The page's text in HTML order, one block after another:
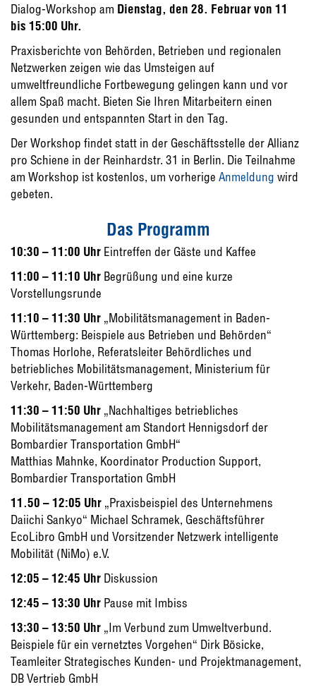
Dialog-Workshop am Dienstag, den 28. Februar von 11
bis 15:00 Uhr.
Praxisberichte von Behörden, Betrieben und regionalen
Netzwerken zeigen wie das Umsteigen auf
umweltfreundliche Fortbewegung gelingen kann und vor
allem Spaß macht. Bieten Sie Ihren Mitarbeitern einen
gesunden und entspannten Start in den Tag.
Der Workshop findet statt in der Geschäftsstelle der Allianz
pro Schiene in der Reinhardstr. 31 in Berlin. Die Teilnahme
am Workshop ist kostenlos, um vorherige Anmeldung wird
gebeten.
Das Programm
10:30 – 11:00 Uhr Eintreffen der Gäste und Kaffee
11:00 – 11:10 Uhr Begrüßung und eine kurze
Vorstellungsrunde
11:10 – 11:30 Uhr „Mobilitätsmanagement in Baden-
Württemberg: Beispiele aus Betrieben und Behörden“
Thomas Horlohe, Referatsleiter Behördliches und
betriebliches Mobilitätsmanagement, Ministerium für
Verkehr, Baden-Württemberg
11:30 – 11:50 Uhr „Nachhaltiges betriebliches
Mobilitätsmanagement am Standort Hennigsdorf der
Bombardier Transportation GmbH“
Matthias Mahnke, Koordinator Production Support,
Bombardier Transportation GmbH
11.50 – 12:05 Uhr „Praxisbeispiel des Unternehmens
Daiichi Sankyo“ Michael Schramek, Geschäftsführer
EcoLibro GmbH und Vorsitzender Netzwerk intelligente
Mobilität (NiMo) e.V.
12:05 – 12:45 Uhr Diskussion
12:45 – 13:30 Uhr Pause mit Imbiss
13:30 – 13:50 Uhr „Im Verbund zum Umweltverbund.
Beispiele für ein vernetztes Vorgehen“ Dirk Bösicke,
Teamleiter Strategisches Kunden- und Projektmanagement,
DB Vertrieb GmbH